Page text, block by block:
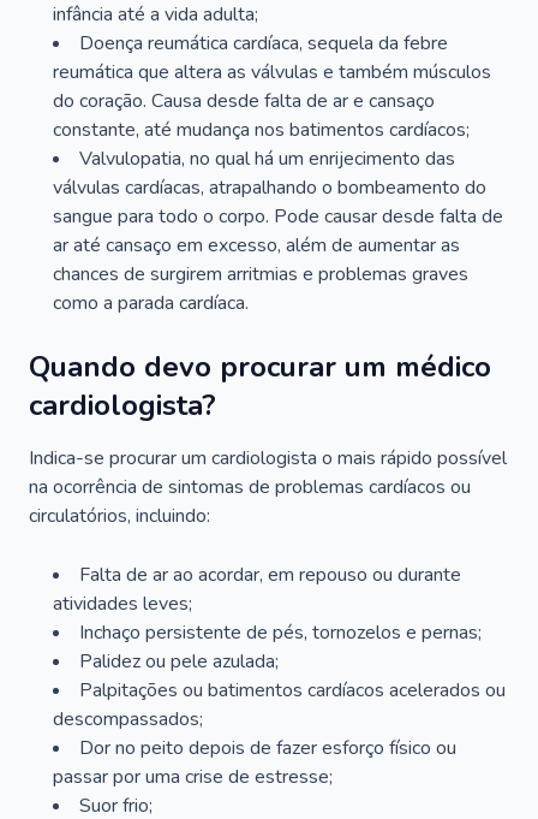
infância até a vida adulta;
Doença reumática cardíaca, sequela da febre
reumática que altera as válvulas e também músculos
do coração. Causa desde falta de ar e cansaço
constante, até mudança nos batimentos cardíacos;
Valvulopatia, no qual há um enrijecimento das
válvulas cardíacas, atrapalhando o bombeamento do
sangue para todo o corpo. Pode causar desde falta de
ar até cansaço em excesso, além de aumentar as
chances de surgirem arritmias e problemas graves
como a parada cardíaca.
Quando devo procurar um médico
cardiologista?
Indica-se procurar um cardiologista o mais rápido possível
na ocorrência de sintomas de problemas cardíacos ou
circulatórios, incluindo:
Falta de ar ao acordar, em repouso ou durante
atividades leves;
Inchaço persistente de pés, tornozelos e pernas;
Palidez ou pele azulada;
Palpitações ou batimentos cardíacos acelerados ou
descompassados;
Dor no peito depois de fazer esforço físico ou
passar por uma crise de estresse;
Suor frio;